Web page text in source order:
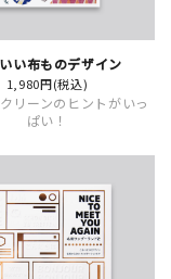
い布ものデザイン
1,980円(税込)
リーンのヒントがいっ
ぱい！